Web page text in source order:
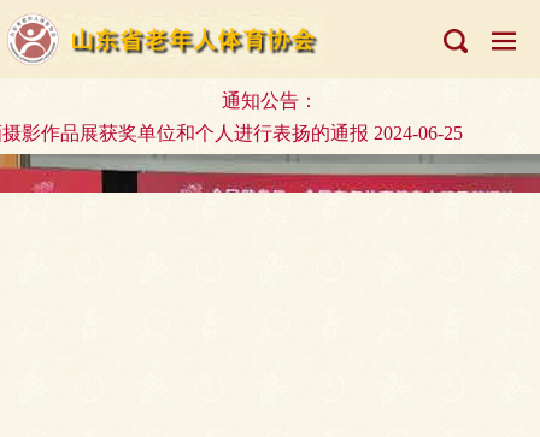
通知公告：
展获奖单位和个人进行表扬的通报 2024-06-25